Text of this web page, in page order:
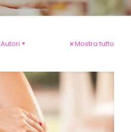
Autori Mostra tutto